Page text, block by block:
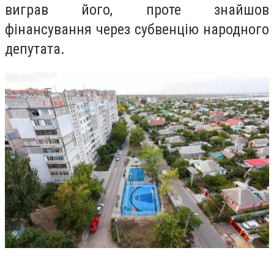
виграв його, проте знайшов
фінансування через субвенцію народного
депутата.